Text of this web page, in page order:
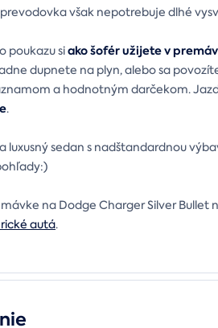
však nepotrebuje dlhé
poukazu siako šofér užijete v
dupnete na plyn, alebo sa
a hodnotným darčekom.
.
luxusný sedan s nadštandardnou
na Dodge Charger Silver Bullet
autá.